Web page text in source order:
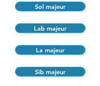
Sol majeur
Lab majeur
La majeur
Sib majeur